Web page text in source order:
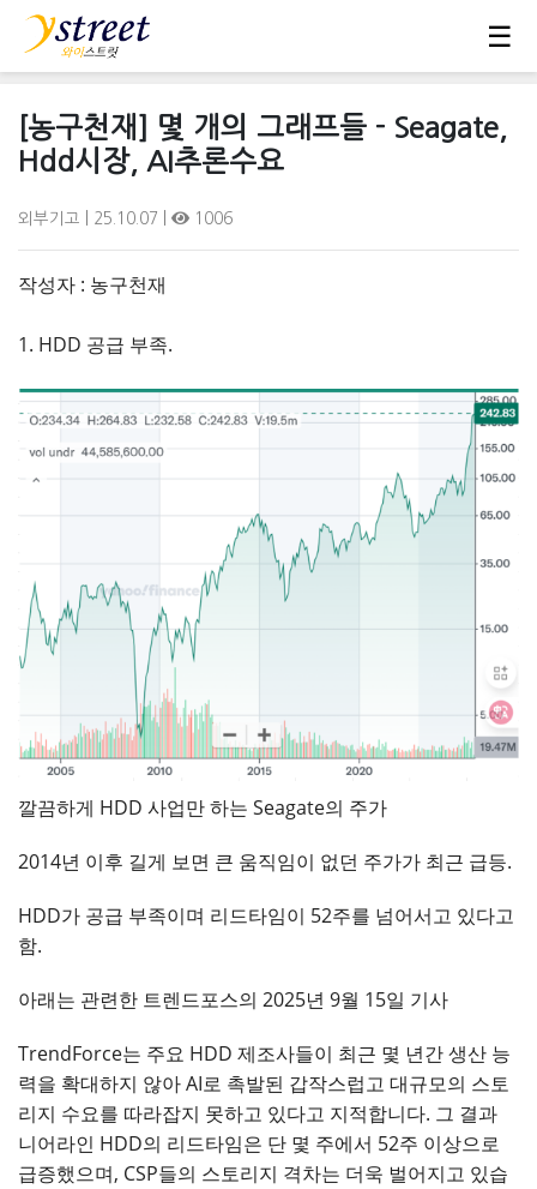
☰
[농구천재] 몇 개의 그래프들 - Seagate,
Hdd시장, AI추론수요
외부기고 | 25.10.07 | 1006
작성자 : 농구천재
1. HDD 공급 부족.
깔끔하게 HDD 사업만 하는 Seagate의 주가
2014년 이후 길게 보면 큰 움직임이 없던 주가가 최근 급등.
HDD가 공급 부족이며 리드타임이 52주를 넘어서고 있다고
함.
아래는 관련한 트렌드포스의 2025년 9월 15일 기사
TrendForce는 주요 HDD 제조사들이 최근 몇 년간 생산 능
력을 확대하지 않아 AI로 촉발된 갑작스럽고 대규모의 스토
리지 수요를 따라잡지 못하고 있다고 지적합니다. 그 결과
니어라인 HDD의 리드타임은 단 몇 주에서 52주 이상으로
급증했으며, CSP들의 스토리지 격차는 더욱 벌어지고 있습